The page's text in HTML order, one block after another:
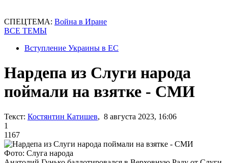
СПЕЦТЕМА: Война в Иране
ВСЕ ТЕМЫ
Вступление Украины в ЕС
Нардепа из Слуги народа
поймали на взятке - СМИ
Текст: Костянтин Катишев, 8 августа 2023, 16:06
1
1167
Фото: Слуга народа